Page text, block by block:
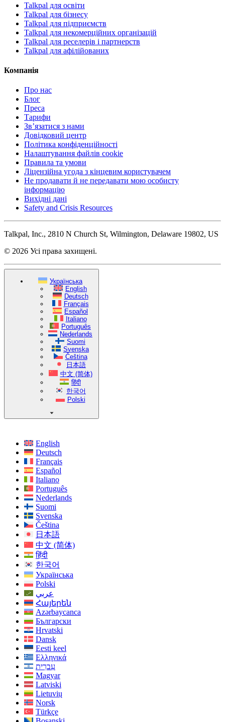
Talkpal для освіти
Talkpal для бізнесу
Talkpal для підприємств
Talkpal для некомерційних організацій
Talkpal для реселерів і партнерств
Talkpal для афілійованих
Компанія
Про нас
Блог
Преса
Тарифи
Зв’язатися з нами
Довідковий центр
Політика конфіденційності
Налаштування файлів cookie
Правила та умови
Ліцензійна угода з кінцевим користувачем
Не продавати й не передавати мою особисту
інформацію
Вихідні дані
Safety and Crisis Resources
Talkpal, Inc., 2810 N Church St, Wilmington, Delaware 19802, US
© 2026 Усі права захищені.
Українська
English
Deutsch
Français
Español
Italiano
Português
Nederlands
Suomi
Svenska
Čeština
日本語
中文 (简体)
हिंदी
한국어
Polski
English
Deutsch
Français
Español
Italiano
Português
Nederlands
Suomi
Svenska
Čeština
日本語
中文 (简体)
हिंदी
한국어
Українська
Polski
عربي
Հայերեն
Azərbaycanca
Български
Hrvatski
Dansk
Eesti keel
Ελληνικά
עִברִית
Magyar
Latviski
Lietuvių
Norsk
Türkçe